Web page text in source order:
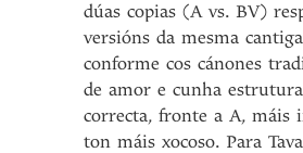
dúas copias (A vs. BV)
versións da mesma
conforme cos cánones
de amor e cunha
correcta, fronte a A, máis
ton máis xocoso. Para